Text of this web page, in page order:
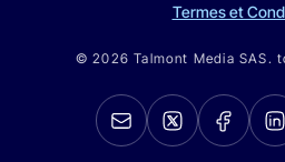
Termes et
© 2026 Talmont Media SAS.